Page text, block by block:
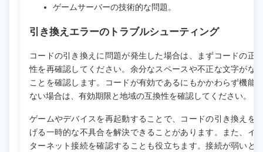
ゲームサーバーの技術的な問題。
引き換えエラーのトラブルシューティング
コードの引き換えに問題が発生した場合は、まずコードの正
性を再確認してください。余分なスペースや不正な文字がな
ことを確認します。コードが有効であるにもかかわらず機能
ない場合は、有効期限と地域の互換性を確認してください。
ゲームやデバイスを再起動することで、コードの引き換えを
げる一時的な不具合を解決できることがあります。また、イ
ターネット接続を確認することも役立ちます。接続が弱いと